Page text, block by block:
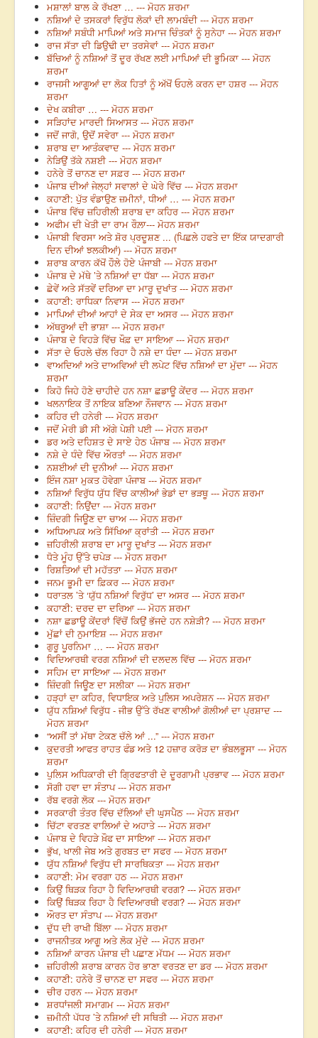
ਮਸ਼ਾਲਾਂ ਬਾਲ ਕੇ ਰੱਖਣਾ … --- ਮੋਹਨ ਸ਼ਰਮਾ
ਨਸ਼ਿਆਂ ਦੇ ਤਸਕਰਾਂ ਵਿਰੁੱਧ ਲੋਕਾਂ ਦੀ ਲਾਮਬੰਦੀ --- ਮੋਹਨ ਸ਼ਰਮਾ
ਨਸ਼ਿਆਂ ਸਬੰਧੀ ਮਾਪਿਆਂ ਅਤੇ ਸਮਾਜ ਚਿੰਤਕਾਂ ਨੂੰ ਸੁਨੇਹਾ --- ਮੋਹਨ ਸ਼ਰਮਾ
ਰਾਜ ਸੱਤਾ ਦੀ ਡਿਉਢੀ ਦਾ ਤਰਸੇਵਾਂ --- ਮੋਹਨ ਸ਼ਰਮਾ
ਬੱਚਿਆਂ ਨੂੰ ਨਸ਼ਿਆਂ ਤੋਂ ਦੂਰ ਰੱਖਣ ਲਈ ਮਾਪਿਆਂ ਦੀ ਭੂਮਿਕਾ --- ਮੋਹਨ
ਸ਼ਰਮਾ
ਰਾਜਸੀ ਆਗੂਆਂ ਦਾ ਲੋਕ ਹਿਤਾਂ ਨੂੰ ਅੱਖੋਂ ਓਹਲੇ ਕਰਨ ਦਾ ਹਸ਼ਰ --- ਮੋਹਨ
ਸ਼ਰਮਾ
ਦੇਖ ਕਬੀਰਾ … --- ਮੋਹਨ ਸ਼ਰਮਾ
ਸੜਿਹਾਂਦ ਮਾਰਦੀ ਸਿਆਸਤ --- ਮੋਹਨ ਸ਼ਰਮਾ
ਜਦੋਂ ਜਾਗੋ, ਉਦੋਂ ਸਵੇਰਾ --- ਮੋਹਨ ਸ਼ਰਮਾ
ਸ਼ਰਾਬ ਦਾ ਆਤੰਕਵਾਦ --- ਮੋਹਨ ਸ਼ਰਮਾ
ਨੇੜਿਉਂ ਤੱਕੇ ਨਸ਼ਈ --- ਮੋਹਨ ਸ਼ਰਮਾ
ਹਨੇਰੇ ਤੋਂ ਚਾਨਣ ਦਾ ਸਫ਼ਰ --- ਮੋਹਨ ਸ਼ਰਮਾ
ਪੰਜਾਬ ਦੀਆਂ ਜੇਲ੍ਹਾਂ ਸਵਾਲਾਂ ਦੇ ਘੇਰੇ ਵਿੱਚ --- ਮੋਹਨ ਸ਼ਰਮਾ
ਕਹਾਣੀ: ਪੁੱਤ ਵੰਡਾਉਣ ਜ਼ਮੀਨਾਂ, ਧੀਆਂ … --- ਮੋਹਨ ਸ਼ਰਮਾ
ਪੰਜਾਬ ਵਿੱਚ ਜ਼ਹਿਰੀਲੀ ਸ਼ਰਾਬ ਦਾ ਕਹਿਰ --- ਮੋਹਨ ਸ਼ਰਮਾ
ਅਫੀਮ ਦੀ ਖੇਤੀ ਦਾ ਰਾਮ ਰੌਲ਼ਾ--- ਮੋਹਨ ਸ਼ਰਮਾ
ਪੰਜਾਬੀ ਵਿਰਸਾ ਅਤੇ ਸ਼ੋਰ ਪ੍ਰਦੂਸ਼ਣ ... (ਪਿਛਲੇ ਹਫਤੇ ਦਾ ਇੱਕ ਯਾਦਗਾਰੀ
ਦਿਨ ਦੀਆਂ ਝਲਕੀਆਂ) --- ਮੋਹਨ ਸ਼ਰਮਾ
ਸ਼ਰਾਬ ਕਾਰਨ ਕੱਖੋਂ ਹੌਲੇ ਹੋਏ ਪੰਜਾਬੀ --- ਮੋਹਨ ਸ਼ਰਮਾ
ਪੰਜਾਬ ਦੇ ਮੱਥੇ ’ਤੇ ਨਸ਼ਿਆਂ ਦਾ ਧੱਬਾ --- ਮੋਹਨ ਸ਼ਰਮਾ
ਛੇਵੇਂ ਅਤੇ ਸੱਤਵੇਂ ਦਰਿਆ ਦਾ ਮਾਰੂ ਦੁਖਾਂਤ --- ਮੋਹਨ ਸ਼ਰਮਾ
ਕਹਾਣੀ: ਰਾਧਿਕਾ ਨਿਵਾਸ --- ਮੋਹਨ ਸ਼ਰਮਾ
ਮਾਪਿਆਂ ਦੀਆਂ ਆਹਾਂ ਦੇ ਸੇਕ ਦਾ ਅਸਰ --- ਮੋਹਨ ਸ਼ਰਮਾ
ਅੱਥਰੂਆਂ ਦੀ ਭਾਸ਼ਾ --- ਮੋਹਨ ਸ਼ਰਮਾ
ਪੰਜਾਬ ਦੇ ਵਿਹੜੇ ਵਿੱਚ ਖੌਫ਼ ਦਾ ਸਾਇਆ --- ਮੋਹਨ ਸ਼ਰਮਾ
ਸੱਤਾ ਦੇ ਓਹਲੇ ਚੱਲ ਰਿਹਾ ਹੈ ਨਸ਼ੇ ਦਾ ਧੰਦਾ --- ਮੋਹਨ ਸ਼ਰਮਾ
ਵਾਅਦਿਆਂ ਅਤੇ ਦਾਅਵਿਆਂ ਦੀ ਲਪੇਟ ਵਿੱਚ ਨਸ਼ਿਆਂ ਦਾ ਮੁੱਦਾ --- ਮੋਹਨ
ਸ਼ਰਮਾ
ਕਿਹੋ ਜਿਹੇ ਹੋਣੇ ਚਾਹੀਦੇ ਹਨ ਨਸ਼ਾ ਛਡਾਊ ਕੇਂਦਰ --- ਮੋਹਨ ਸ਼ਰਮਾ
ਖਲਨਾਇਕ ਤੋਂ ਨਾਇਕ ਬਣਿਆ ਨੌਜਵਾਨ --- ਮੋਹਨ ਸ਼ਰਮਾ
ਕਹਿਰ ਦੀ ਹਨੇਰੀ --- ਮੋਹਨ ਸ਼ਰਮਾ
ਜਦੋਂ ਮੇਰੀ ਡੀ ਸੀ ਅੱਗੇ ਪੇਸ਼ੀ ਪਈ --- ਮੋਹਨ ਸ਼ਰਮਾ
ਡਰ ਅਤੇ ਦਹਿਸ਼ਤ ਦੇ ਸਾਏ ਹੇਠ ਪੰਜਾਬ --- ਮੋਹਨ ਸ਼ਰਮਾ
ਨਸ਼ੇ ਦੇ ਧੰਦੇ ਵਿੱਚ ਔਰਤਾਂ --- ਮੋਹਨ ਸ਼ਰਮਾ
ਨਸ਼ਈਆਂ ਦੀ ਦੁਨੀਆਂ --- ਮੋਹਨ ਸ਼ਰਮਾ
ਇੰਜ ਨਸ਼ਾ ਮੁਕਤ ਹੋਵੇਗਾ ਪੰਜਾਬ --- ਮੋਹਨ ਸ਼ਰਮਾ
ਨਸ਼ਿਆਂ ਵਿਰੁੱਧ ਯੁੱਧ ਵਿੱਚ ਕਾਲੀਆਂ ਭੇਡਾਂ ਦਾ ਭੜਥੂ --- ਮੋਹਨ ਸ਼ਰਮਾ
ਕਹਾਣੀ: ਨਿਉਂਦਾ --- ਮੋਹਨ ਸ਼ਰਮਾ
ਜ਼ਿੰਦਗੀ ਜਿਊਣ ਦਾ ਚਾਅ --- ਮੋਹਨ ਸ਼ਰਮਾ
ਅਧਿਆਪਕ ਅਤੇ ਸਿੱਖਿਆ ਕ੍ਰਾਂਤੀ --- ਮੋਹਨ ਸ਼ਰਮਾ
ਜ਼ਹਿਰੀਲੀ ਸ਼ਰਾਬ ਦਾ ਮਾਰੂ ਦੁਖਾਂਤ --- ਮੋਹਨ ਸ਼ਰਮਾ
ਧੋਤੇ ਮੂੰਹ ਉੱਤੇ ਚਪੇੜ --- ਮੋਹਨ ਸ਼ਰਮਾ
ਰਿਸ਼ਤਿਆਂ ਦੀ ਮਹੱਤਤਾ --- ਮੋਹਨ ਸ਼ਰਮਾ
ਜਨਮ ਭੂਮੀ ਦਾ ਫ਼ਿਕਰ --- ਮੋਹਨ ਸ਼ਰਮਾ
ਧਰਾਤਲ ’ਤੇ ‘ਯੁੱਧ ਨਸ਼ਿਆਂ ਵਿਰੁੱਧ’ ਦਾ ਅਸਰ --- ਮੋਹਨ ਸ਼ਰਮਾ
ਕਹਾਣੀ: ਦਰਦ ਦਾ ਦਰਿਆ --- ਮੋਹਨ ਸ਼ਰਮਾ
ਨਸ਼ਾ ਛਡਾਊ ਕੇਂਦਰਾਂ ਵਿੱਚੋਂ ਕਿਉਂ ਭੱਜਦੇ ਹਨ ਨਸ਼ੇੜੀ? --- ਮੋਹਨ ਸ਼ਰਮਾ
ਮੁੱਛਾਂ ਦੀ ਨੁਮਾਇਸ਼ --- ਮੋਹਨ ਸ਼ਰਮਾ
ਗੁਰੂ ਪੂਰਨਿਮਾ … --- ਮੋਹਨ ਸ਼ਰਮਾ
ਵਿਦਿਆਰਥੀ ਵਰਗ ਨਸ਼ਿਆਂ ਦੀ ਦਲਦਲ ਵਿੱਚ --- ਮੋਹਨ ਸ਼ਰਮਾ
ਸਹਿਮ ਦਾ ਸਾਇਆ --- ਮੋਹਨ ਸ਼ਰਮਾ
ਜ਼ਿੰਦਗੀ ਜਿਊਣ ਦਾ ਸਲੀਕਾ --- ਮੋਹਨ ਸ਼ਰਮਾ
ਹੜ੍ਹਾਂ ਦਾ ਕਹਿਰ, ਵਿਧਾਇਕ ਅਤੇ ਪੁਲਿਸ ਅਪਰੇਸ਼ਨ --- ਮੋਹਨ ਸ਼ਰਮਾ
ਯੁੱਧ ਨਸ਼ਿਆਂ ਵਿਰੁੱਧ - ਜੀਭ ਉੱਤੇ ਰੱਖਣ ਵਾਲੀਆਂ ਗੋਲੀਆਂ ਦਾ ਪ੍ਰਸ਼ਾਦ ---
ਮੋਹਨ ਸ਼ਰਮਾ
“ਅਸੀਂ ਤਾਂ ਮੱਥਾ ਟੇਕਣ ਚੱਲੇ ਆਂ ...” --- ਮੋਹਨ ਸ਼ਰਮਾ
ਕੁਦਰਤੀ ਆਫਤ ਰਾਹਤ ਫੰਡ ਅਤੇ 12 ਹਜ਼ਾਰ ਕਰੋੜ ਦਾ ਭੰਬਲਭੂਸਾ --- ਮੋਹਨ
ਸ਼ਰਮਾ
ਪੁਲਿਸ ਅਧਿਕਾਰੀ ਦੀ ਗ੍ਰਿਫਤਾਰੀ ਦੇ ਦੂਰਗਾਮੀ ਪ੍ਰਭਾਵ --- ਮੋਹਨ ਸ਼ਰਮਾ
ਸੋਗੀ ਹਵਾ ਦਾ ਸੰਤਾਪ --- ਮੋਹਨ ਸ਼ਰਮਾ
ਰੱਬ ਵਰਗੇ ਲੋਕ --- ਮੋਹਨ ਸ਼ਰਮਾ
ਸਰਕਾਰੀ ਤੰਤਰ ਵਿੱਚ ਦੱਲਿਆਂ ਦੀ ਘੁਸਪੈਠ --- ਮੋਹਨ ਸ਼ਰਮਾ
ਚਿੱਟਾ ਵਰਤਣ ਵਾਲਿਆਂ ਦੇ ਅਹਾਤੇ --- ਮੋਹਨ ਸ਼ਰਮਾ
ਪੰਜਾਬ ਦੇ ਵਿਹੜੇ ਖ਼ੌਫ ਦਾ ਸਾਇਆ --- ਮੋਹਨ ਸ਼ਰਮਾ
ਭੁੱਖ, ਖਾਲੀ ਜੇਬ ਅਤੇ ਗੁਰਬਤ ਦਾ ਸਫਰ --- ਮੋਹਨ ਸ਼ਰਮਾ
ਯੁੱਧ ਨਸ਼ਿਆਂ ਵਿਰੁੱਧ ਦੀ ਸਾਰਥਿਕਤਾ --- ਮੋਹਨ ਸ਼ਰਮਾ
ਕਹਾਣੀ: ਮੋਮ ਵਰਗਾ ਹਠ --- ਮੋਹਨ ਸ਼ਰਮਾ
ਕਿਉਂ ਥਿੜਕ ਰਿਹਾ ਹੈ ਵਿਦਿਆਰਥੀ ਵਰਗ? --- ਮੋਹਨ ਸ਼ਰਮਾ
ਕਿਉਂ ਥਿੜਕ ਰਿਹਾ ਹੈ ਵਿਦਿਆਰਥੀ ਵਰਗ? --- ਮੋਹਨ ਸ਼ਰਮਾ
ਔਰਤ ਦਾ ਸੰਤਾਪ --- ਮੋਹਨ ਸ਼ਰਮਾ
ਦੁੱਧ ਦੀ ਰਾਖੀ ਬਿੱਲਾ --- ਮੋਹਨ ਸ਼ਰਮਾ
ਰਾਜਨੀਤਕ ਆਗੂ ਅਤੇ ਲੋਕ ਮੁੱਦੇ --- ਮੋਹਨ ਸ਼ਰਮਾ
ਨਸ਼ਿਆਂ ਕਾਰਨ ਪੰਜਾਬ ਦੀ ਪਛਾਣ ਮੱਧਮ --- ਮੋਹਨ ਸ਼ਰਮਾ
ਜ਼ਹਿਰੀਲੀ ਸ਼ਰਾਬ ਕਾਰਨ ਹੋਰ ਭਾਣਾ ਵਰਤਣ ਦਾ ਡਰ --- ਮੋਹਨ ਸ਼ਰਮਾ
ਕਹਾਣੀ: ਹਨੇਰੇ ਤੋਂ ਚਾਨਣ ਦਾ ਸਫਰ --- ਮੋਹਨ ਸ਼ਰਮਾ
ਚੀਰ ਹਰਨ --- ਮੋਹਨ ਸ਼ਰਮਾ
ਸ਼ਰਧਾਂਜਲੀ ਸਮਾਗਮ --- ਮੋਹਨ ਸ਼ਰਮਾ
ਜ਼ਮੀਨੀ ਪੱਧਰ ’ਤੇ ਨਸ਼ਿਆਂ ਦੀ ਸਥਿਤੀ --- ਮੋਹਨ ਸ਼ਰਮਾ
ਕਹਾਣੀ: ਕਹਿਰ ਦੀ ਹਨੇਰੀ --- ਮੋਹਨ ਸ਼ਰਮਾ